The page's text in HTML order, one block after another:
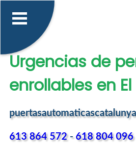
Urgencias de
enrollables en El
613 864 572-618 804 096